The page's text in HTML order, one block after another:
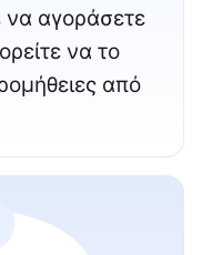
να αγοράσετε
να το
από